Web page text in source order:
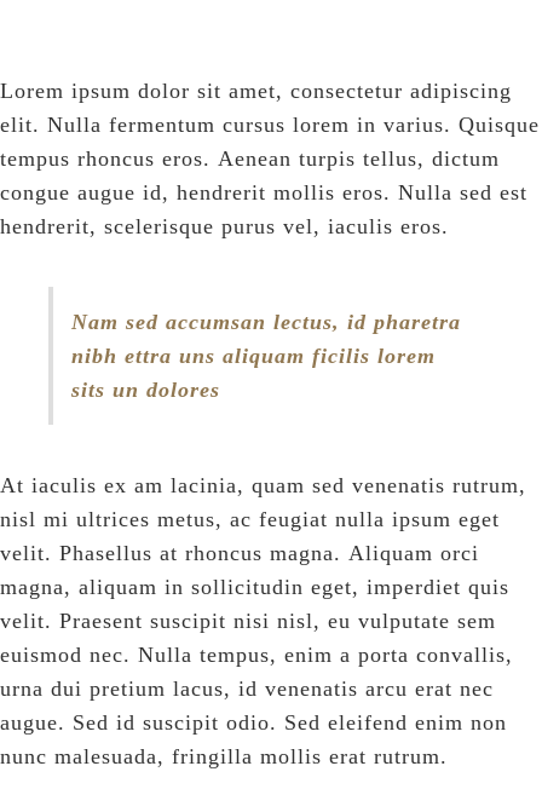
Lorem ipsum dolor sit amet, consectetur adipiscing
elit. Nulla fermentum cursus lorem in varius. Quisque
tempus rhoncus eros. Aenean turpis tellus, dictum
congue augue id, hendrerit mollis eros. Nulla sed est
hendrerit, scelerisque purus vel, iaculis eros.
Nam sed accumsan lectus, id pharetra
nibh ettra uns aliquam ficilis lorem
sits un dolores
At iaculis ex am lacinia, quam sed venenatis rutrum,
nisl mi ultrices metus, ac feugiat nulla ipsum eget
velit. Phasellus at rhoncus magna. Aliquam orci
magna, aliquam in sollicitudin eget, imperdiet quis
velit. Praesent suscipit nisi nisl, eu vulputate sem
euismod nec. Nulla tempus, enim a porta convallis,
urna dui pretium lacus, id venenatis arcu erat nec
augue. Sed id suscipit odio. Sed eleifend enim non
nunc malesuada, fringilla mollis erat rutrum.